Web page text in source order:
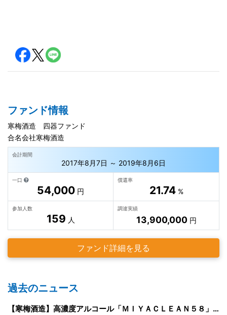
ファンド情報
寒梅酒造 四器ファンド
合名会社寒梅酒造
会計期間
2017年8月7日 ～ 2019年8月6日
一口
54,000 円
償還率
21.74%
参加人数
159 人
調達実績
13,900,000円
ファンド詳細を見る
過去のニュース
【寒梅酒造】高濃度アルコール「ＭＩＹＡＣＬＥＡＮ５８」300ml